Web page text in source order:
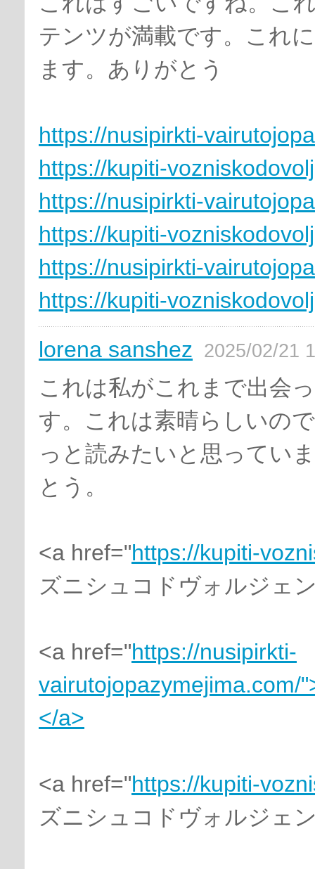
テンツが満載です。これ
ます。ありがとう
https://nusipirkti-
https://kupiti-
https://nusipirkti-
https://kupiti-
https://nusipirkti-
https://kupiti-
lorena sanshez 2025/02/21
これは私がこれまで出会
す。これは素晴らしいの
っと読みたいと思ってい
とう。
<a href="https://kupiti-
ズニシュコドヴォルジェ
<a href="https://nusipirkti-
vairutojopazymejima.com/
</a>
<a href="https://kupiti-
ズニシュコドヴォルジェ